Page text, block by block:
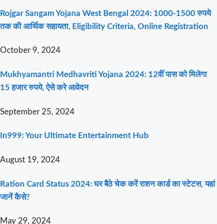
Rojgar Sangam Yojana West Bengal 2024: 1000-1500 रुपये
तक की आर्थिक सहायता, Eligibility Criteria, Online Registration
October 9, 2024
Mukhyamantri Medhavriti Yojana 2024: 12वीं पास को मिलेगा
15 हजार रुपये, ऐसे करे आवेदन
September 25, 2024
In999: Your Ultimate Entertainment Hub
August 19, 2024
Ration Card Status 2024: घर बैठे चेक करें राशन कार्ड का स्टेटस, यहां
जानें कैसे?
May 29, 2024